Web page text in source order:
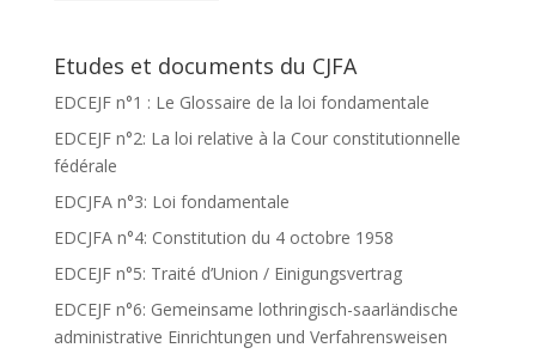
Etudes et documents du CJFA
EDCEJF n°1 : Le Glossaire de la loi fondamentale
EDCEJF n°2: La loi relative à la Cour constitutionnelle
fédérale
EDCJFA n°3: Loi fondamentale
EDCJFA n°4: Constitution du 4 octobre 1958
EDCEJF n°5: Traité d’Union / Einigungsvertrag
EDCEJF n°6: Gemeinsame lothringisch-saarländische
administrative Einrichtungen und Verfahrensweisen